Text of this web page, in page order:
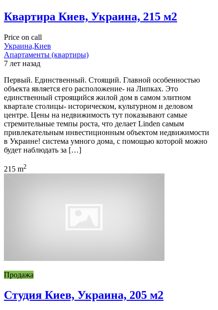
Квартира Киев, Украина, 215 м2
Price on call
Украина,Киев
Апартаменты (квартиры)
7 лет назад
Первый. Единственный. Стоящий. Главной особенностью
объекта является его расположение- на Липках. Это
единственный строящийся жилой дом в самом элитном
квартале столицы- историческом, культурном и деловом
центре. Цены на недвижимость тут показывают самые
стремительные темпы роста, что делает Linden самым
привлекательным инвестиционным объектом недвижимости
в Украине! система умного дома, с помощью которой можно
будет наблюдать за […]
215 m2
Продажа
Студия Киев, Украина, 205 м2